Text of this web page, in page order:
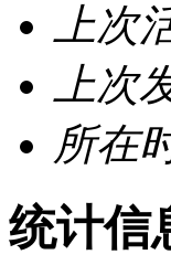
上次
上次
所在
统计信